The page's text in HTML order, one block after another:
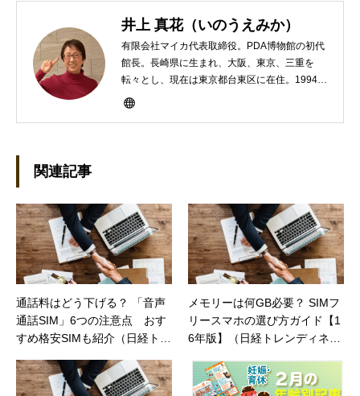
井上 真花（いのうえみか）
有限会社マイカ代表取締役。PDA博物館の初代
館長。長崎県に生まれ、大阪、東京、三重を
転々とし、現在は東京都台東区に在住。1994年
にHP100LXと出会ったのをきかっけに、フリ
制作。プライベートでは、井上円了哲学塾の第
一期修了生として「哲学カフェ＠神保町」の世
話人、2020年以降は「なごテツ」のオンライン
カフェの世話人を務める。趣味は考えること。
関連記事
通話料はどう下げる？ 「音声
通話SIM」6つの注意点 おす
すめ格安SIMも紹介（日経トレ
メモリーは何GB必要？ SIMフ
リースマホの選び方ガイド【1
6年版】（日経トレンディネッ